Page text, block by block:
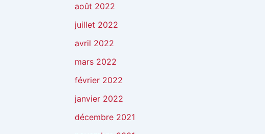
août 2022
juillet 2022
avril 2022
mars 2022
février 2022
janvier 2022
décembre 2021